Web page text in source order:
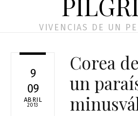
VIVENCIAS DE UN
9
09
ABRIL
2013
Corea
un